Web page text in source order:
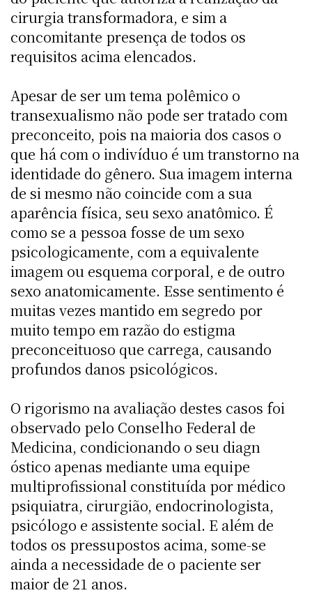
cirurgia transformadora, e sim a
concomitante presença de todos os
requisitos acima elencados.
Apesar de ser um tema polêmico o
transexualismo não pode ser tratado com
preconceito, pois na maioria dos casos o
que há com o indivíduo é um transtorno na
identidade do gênero. Sua imagem interna
de si mesmo não coincide com a sua
aparência física, seu sexo anatômico. É
como se a pessoa fosse de um sexo
psicologicamente, com a equivalente
imagem ou esquema corporal, e de outro
sexo anatomicamente. Esse sentimento é
muitas vezes mantido em segredo por
muito tempo em razão do estigma
preconceituoso que carrega, causando
profundos danos psicológicos.
O rigorismo na avaliação destes casos foi
observado pelo Conselho Federal de
Medicina, condicionando o seu diagn
óstico apenas mediante uma equipe
multiprofissional constituída por médico
psiquiatra, cirurgião, endocrinologista,
psicólogo e assistente social. E além de
todos os pressupostos acima, some-se
ainda a necessidade de o paciente ser
maior de 21 anos.